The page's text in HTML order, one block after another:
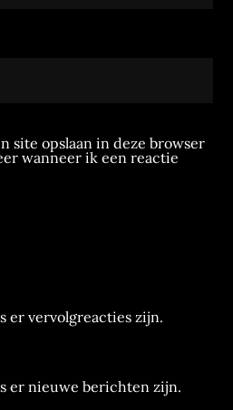
site opslaan in deze browser
wanneer ik een reactie
er vervolgreacties zijn.
er nieuwe berichten zijn.